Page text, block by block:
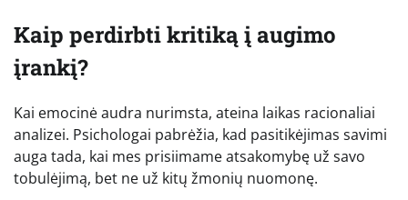
Kaip perdirbti kritiką į augimo
įrankį?
Kai emocinė audra nurimsta, ateina laikas racionaliai
analizei. Psichologai pabrėžia, kad pasitikėjimas savimi
auga tada, kai mes prisiimame atsakomybę už savo
tobulėjimą, bet ne už kitų žmonių nuomonę.